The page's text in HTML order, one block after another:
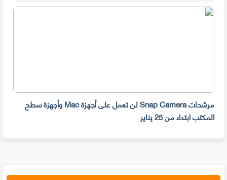
مرشحات Snap Camera لن تعمل على أجهزة Mac وأجهزة سطح
المكتب ابتداء من 25 يناير